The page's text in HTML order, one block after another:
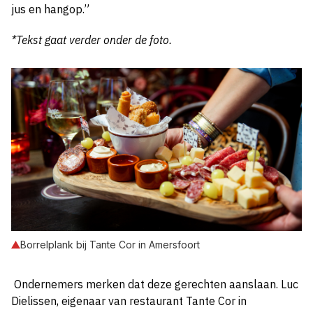
jus en hangop.”
*Tekst gaat verder onder de foto.
Borrelplank bij Tante Cor in Amersfoort
Ondernemers merken dat deze gerechten aanslaan. Luc
Dielissen, eigenaar van restaurant Tante Cor in